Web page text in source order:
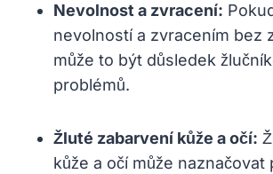
Nevolnost a zvracení:
nevolností a zvracením bez
může to být důsledek
problémů.
Žluté zabarvení kůže a očí:
kůže a očí může naznačovat